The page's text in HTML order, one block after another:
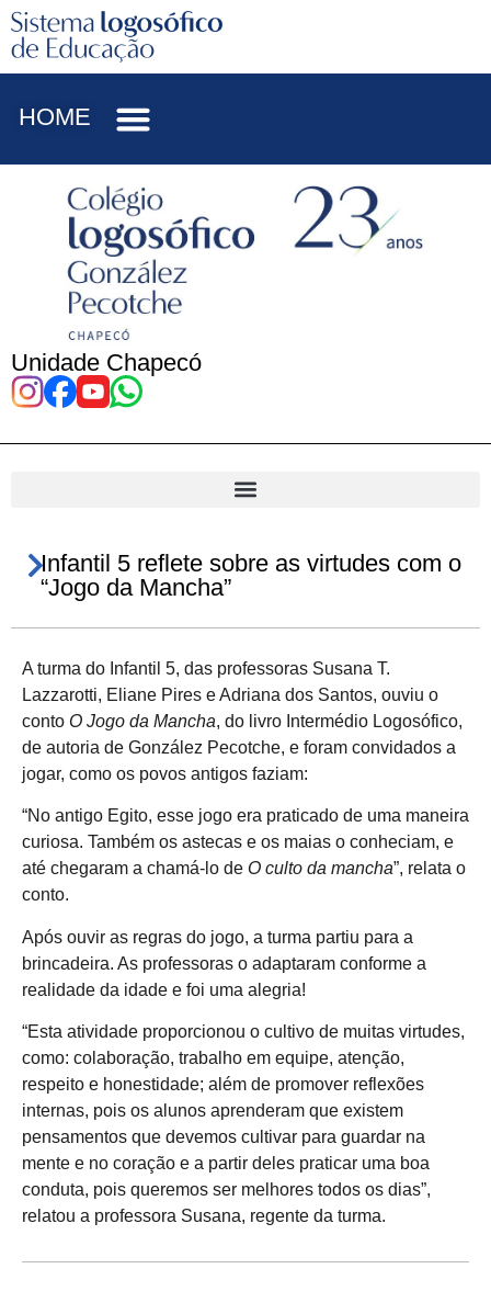
HOME
Unidade Chapecó
Infantil 5 reflete sobre as virtudes com o
“Jogo da Mancha”
A turma do Infantil 5, das professoras Susana T.
Lazzarotti, Eliane Pires e Adriana dos Santos, ouviu o
conto O Jogo da Mancha, do livro Intermédio Logosófico,
de autoria de González Pecotche, e foram convidados a
jogar, como os povos antigos faziam:
“No antigo Egito, esse jogo era praticado de uma maneira
curiosa. Também os astecas e os maias o conheciam, e
até chegaram a chamá-lo de O culto da mancha”, relata o
conto.
Após ouvir as regras do jogo, a turma partiu para a
brincadeira. As professoras o adaptaram conforme a
realidade da idade e foi uma alegria!
“Esta atividade proporcionou o cultivo de muitas virtudes,
como: colaboração, trabalho em equipe, atenção,
respeito e honestidade; além de promover reflexões
internas, pois os alunos aprenderam que existem
pensamentos que devemos cultivar para guardar na
mente e no coração e a partir deles praticar uma boa
conduta, pois queremos ser melhores todos os dias”,
relatou a professora Susana, regente da turma.